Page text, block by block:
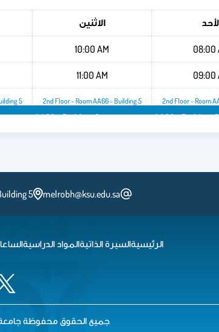
الاثنين
08:00
10:00 AM
09:00
11:00 AM
2nd Floor - Room
2nd Floor - Room AA66 - Building 5
2nd Floor - Room AA66 - Building 5
- Room AA66 - Building 5
5
melrobh@ksu.edu.sa
5
الرئيسيةالسيرة الذاتيةالمواد الدراسية
جميع الحقوق محفوظة جامعة